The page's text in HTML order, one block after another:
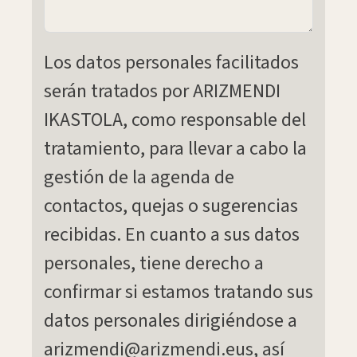
Los datos personales facilitados
serán tratados por ARIZMENDI
IKASTOLA, como responsable del
tratamiento, para llevar a cabo la
gestión de la agenda de
contactos, quejas o sugerencias
recibidas. En cuanto a sus datos
personales, tiene derecho a
confirmar si estamos tratando sus
datos personales dirigiéndose a
arizmendi@arizmendi.eus, así